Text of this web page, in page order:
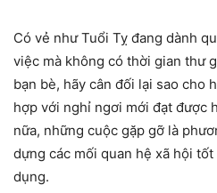
Có vẻ như Tuổi Tỵ đang dành
việc mà không có thời gian thư
bạn bè, hãy cân đối lại sao cho
hợp với nghỉ ngơi mới đạt được
nữa, những cuộc gặp gỡ là
dựng các mối quan hệ xã hội
dụng.